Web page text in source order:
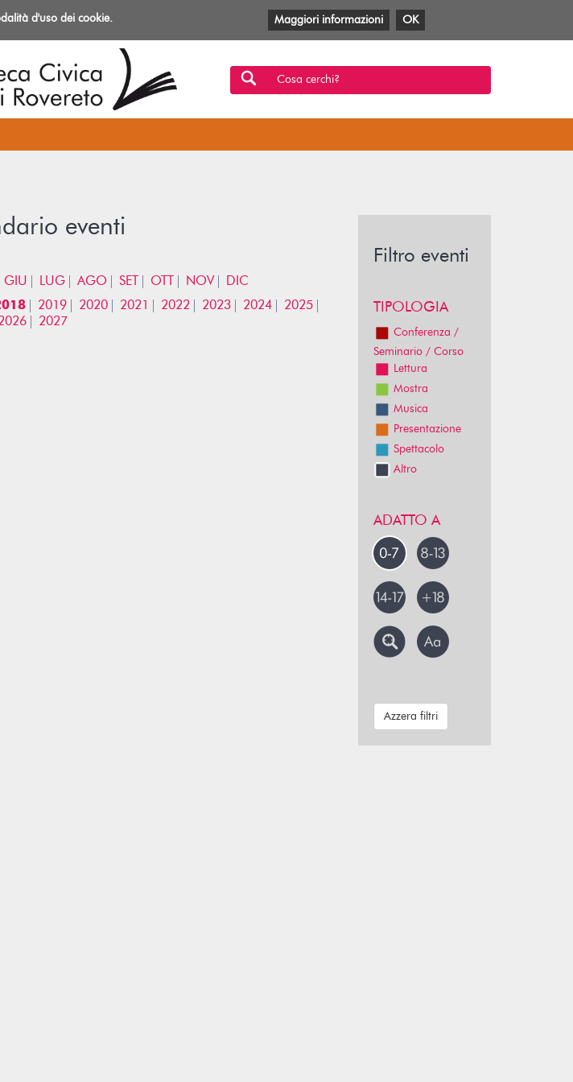
Facebook
TwitterYouTube
Anobii
SBTMlol
Cosa cerchi?
eventi
GIU LUG AGO SET OTT NOV
DIC
2019 2020 2021 2022 2023 2024
2025
2027
Filtro eventi
TIPOLOGIA
Conferenza /
Seminario / Corso
Lettura
Mostra
Musica
Presentazione
Spettacolo
Altro
ADATTO A
Azzera filtri
d'uso dei cookie. Maggiori informazioni OK